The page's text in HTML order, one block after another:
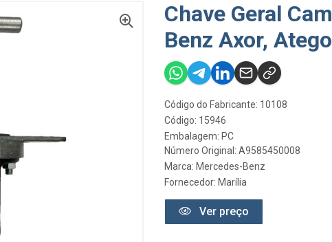
Chave Geral
Benz Axor,
Código do Fabricante: 10108
Código: 15946
Embalagem: PC
Número Original: A9585450008
Marca: Mercedes-Benz
Fornecedor: Marília
Ver preço